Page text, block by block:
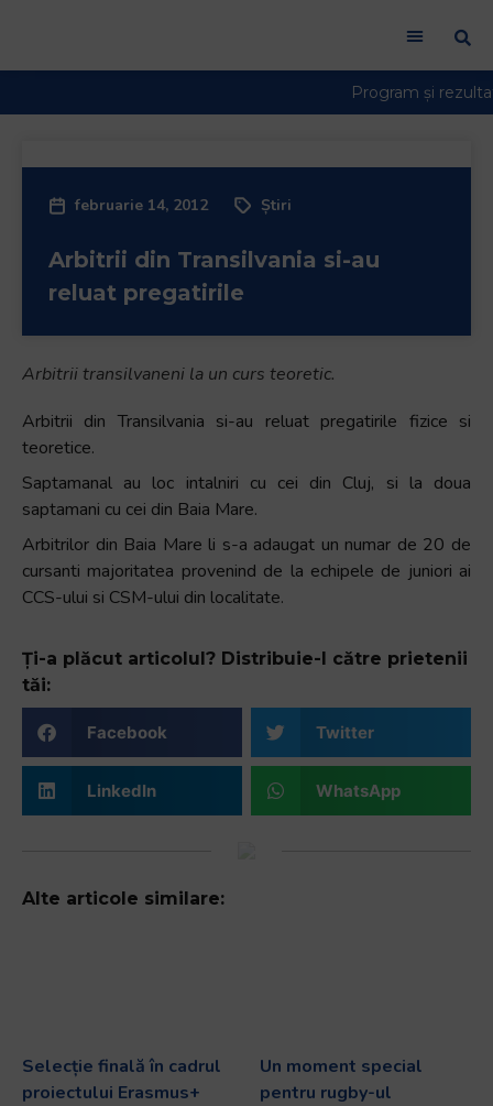
februarie 14, 2012 Știri
Arbitrii din Transilvania si-au
reluat pregatirile
Arbitrii transilvaneni la un curs teoretic.
Arbitrii din Transilvania si-au reluat pregatirile fizice si
teoretice.
Saptamanal au loc intalniri cu cei din Cluj, si la doua
saptamani cu cei din Baia Mare.
Arbitrilor din Baia Mare li s-a adaugat un numar de 20 de
cursanti majoritatea provenind de la echipele de juniori ai
CCS-ului si CSM-ului din localitate.
Ți-a plăcut articolul? Distribuie-l către prietenii
tăi:
Facebook Twitter
LinkedIn WhatsApp
Alte articole similare:
Selecție finală în cadrul
proiectului Erasmus+
Un moment special
pentru rugby-ul